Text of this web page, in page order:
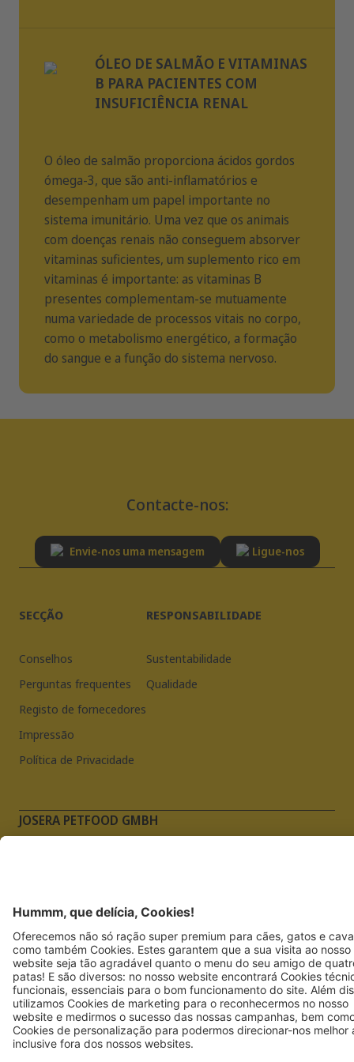
ÓLEO DE SALMÃO E VITAMINAS
B PARA PACIENTES COM
INSUFICIÊNCIA RENAL
O óleo de salmão proporciona ácidos gordos
ómega-3, que são anti-inflamatórios e
desempenham um papel importante no
sistema imunitário. Uma vez que os animais
com doenças renais não conseguem absorver
vitaminas suficientes, um suplemento rico em
vitaminas é importante: as vitaminas B
presentes complementam-se mutuamente
numa variedade de processos vitais no corpo,
como o metabolismo energético, a formação
do sangue e a função do sistema nervoso.
Contacte-nos:
Envie-nos uma mensagem Ligue-nos
SECÇÃO
Conselhos
Perguntas frequentes
Registo de fornecedores
Impressão
Política de Privacidade
RESPONSABILIDADE
Sustentabilidade
Qualidade
JOSERA PETFOOD GMBH